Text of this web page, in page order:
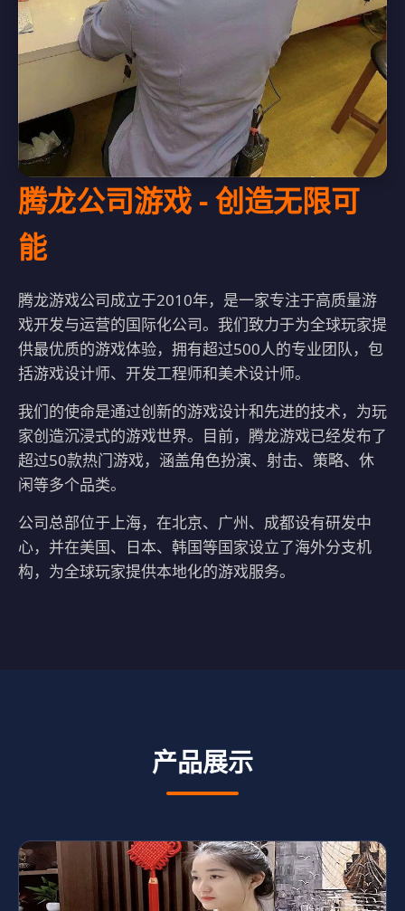
腾龙公司游戏 - 创造无限可
能
腾龙游戏公司成立于2010年，是一家专注于高质量游
戏开发与运营的国际化公司。我们致力于为全球玩家提
供最优质的游戏体验，拥有超过500人的专业团队，包
括游戏设计师、开发工程师和美术设计师。
我们的使命是通过创新的游戏设计和先进的技术，为玩
家创造沉浸式的游戏世界。目前，腾龙游戏已经发布了
超过50款热门游戏，涵盖角色扮演、射击、策略、休
闲等多个品类。
公司总部位于上海，在北京、广州、成都设有研发中
心，并在美国、日本、韩国等国家设立了海外分支机
构，为全球玩家提供本地化的游戏服务。
产品展示